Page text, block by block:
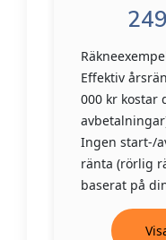
Effektiv
000 kr kostar
Ingen start-/
ränta (rörlig
baserat på